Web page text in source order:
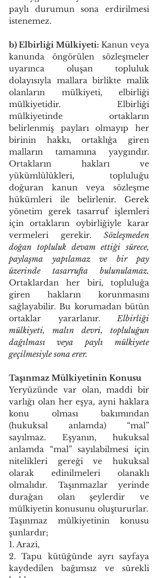
paylı durumun sona erdirilmesi
istenemez.
b) Elbirliği Mülkiyeti: Kanun veya
kanunda öngörülen sözleşmeler
uyarınca oluşan topluluk
dolayısıyla mallara birlikte malik
olanların mülkiyeti, elbirliği
mülkiyetidir. Elbirliği
mülkiyetinde ortakların
belirlenmiş payları olmayıp her
birinin hakkı, ortaklığa giren
malların tamamına yaygındır.
Ortakların hakları ve
yükümlülükleri, topluluğu
doğuran kanun veya sözleşme
hükümleri ile belirlenir. Gerek
yönetim gerek tasarruf işlemleri
için ortakların oybirliğiyle karar
vermeleri gerekir. Sözleşmeden
doğan topluluk devam ettiği sürece,
paylaşma yapılamaz ve bir pay
Ortaklardan her biri, topluluğa
giren hakların korunmasını
sağlayabilir. Bu korumadan bütün
ortaklar yararlanır. Elbirliği
mülkiyeti, malın devri, topluluğun
dağılması veya paylı mülkiyete
geçilmesiyle sona erer.
Taşınmaz Mülkiyetinin Konusu
Yeryüzünde var olan, maddi bir
varlığı olan her eşya, ayni haklara
konu olması bakımından
(hukuksal anlamda) “mal”
sayılmaz. Eşyanın, hukuksal
anlamda “mal” sayılabilmesi için
nitelikleri gereği ve hukuksal
olarak edinilmeleri olanaklı
olmalıdır. Taşınmazlar yerinde
durağan olan şeylerdir ve
Taşınmaz mülkiyetinin konusu
şunlardır;
1. Arazi,
2. Tapu kütüğünde ayrı sayfaya
kaydedilen bağımsız ve sürekli